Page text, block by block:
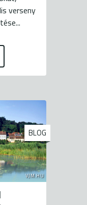
verseny
VJM.HU
BLOG